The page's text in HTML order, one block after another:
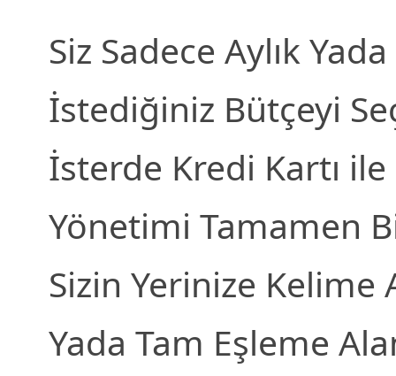
Siz Sadece Aylık
İstediğiniz Bütçeyi
İsterde Kredi Kartı
Yönetimi Tamamen
Sizin Yerinize Kelime
Yada Tam Eşleme